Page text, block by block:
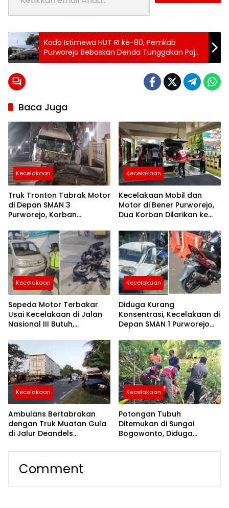
Tag:
24 jam
purworejo
berita
24
jam
berita
purworejo
berita
purworejo
hari ini
Berita
Purworejo
Terkini
berita
terkini
purworejo
Topik:
Laka
Kado Istimewa HUT RI ke-80, Pemkab
Purworejo Bebaskan Denda Tunggakan Pajak
Daerah
Baca Juga
Kecelakaan
Truk Tronton Tabrak Motor
di Depan SMAN 3
Purworejo, Korban
Masih Selidiki Penyebab
Kecelakaan
Kecelakaan Mobil dan
Motor di Bener Purworejo,
Dua Korban Dilarikan ke
Kecelakaan
Sepeda Motor Terbakar
Usai Kecelakaan di Jalan
Nasional III Butuh,
Ringan
Kecelakaan
Diduga Kurang
Konsentrasi, Kecelakaan di
Depan SMAN 1 Purworejo
Meninggal Dunia
Kecelakaan
Ambulans Bertabrakan
dengan Truk Muatan Gula
di Jalur Deandels
Dunia
Kecelakaan
Potongan Tubuh
Ditemukan di Sungai
Bogowonto, Diduga
Wonosobo
Comment